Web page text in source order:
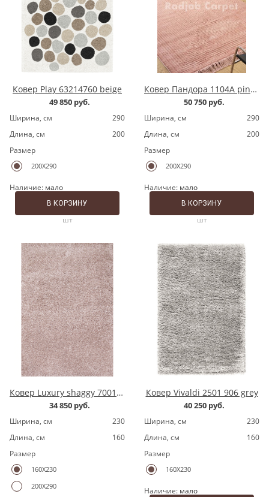
Ковер Play 63214760 beige
49 850 руб.
Ширина, cм
290
Длина, cм
200
Размер
200X290
Наличие: мало
шт
В КОРЗИНУ
Ковер Пандора 1104A pink/pink
50 750 руб.
Ширина, cм
290
Длина, cм
200
Размер
200X290
Наличие: мало
шт
В КОРЗИНУ
Ковер Luxury shaggy 7001200.8 pink
34 850 руб.
Ширина, cм
230
Длина, cм
160
Размер
160X230
200X290
Ковер Vivaldi 2501 906 grey
40 250 руб.
Ширина, cм
230
Длина, cм
160
Размер
160X230
Наличие: мало